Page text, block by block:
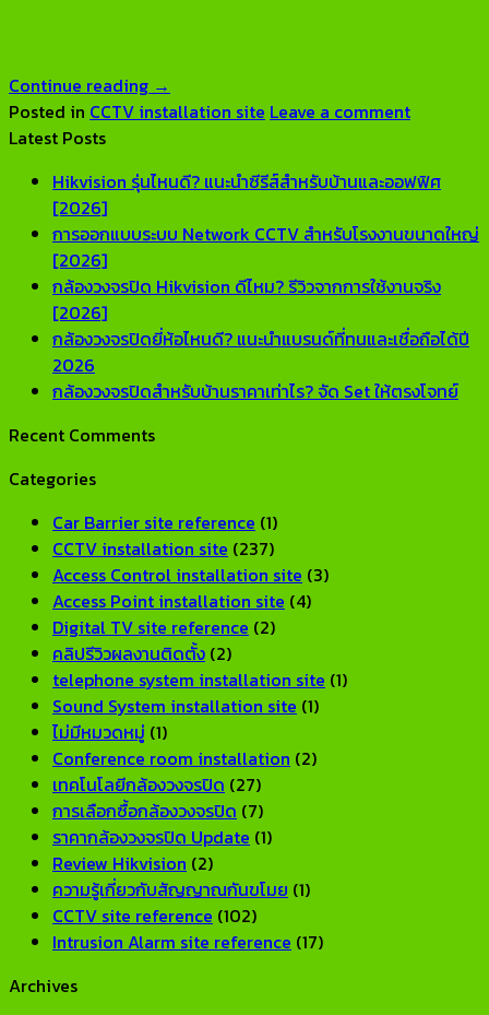
Continue reading →
Posted in CCTV installation site Leave a comment
Latest Posts
Hikvision รุ่นไหนดี? แนะนำซีรีส์สำหรับบ้านและออฟฟิศ
[2026]No
Comments
on
Hikvision
รุ่น
ไหน
แนะนำ
รีส์
และ
ออฟฟิศ
[2026]
การออกแบบระบบ Network CCTV สำหรับโรงงานขนาดใหญ่
[2026]No
Comments
on
การ
ระบบ
CCTV
ขนาด
ใหญ่
[2026]
กล้องวงจรปิด Hikvision ดีไหม? รีวิวจากการใช้งานจริง
[2026]No
Comments
กล้อง
Hikvision
รีวิว
จาก
การ
ใช้
งาน
จริง
[2026]
กล้องวงจรปิดยี่ห้อไหนดี? แนะนำแบรนด์ที่ทนและเชื่อถือได้ปี
2026
Comments
กล้อง
ยี่ห้อ
ไหน
ดี?
แนะนำ
แบรนด์
ที่
ทน
และ
เชื่อ
ถือ
ได้
ปี
2026
กล้องวงจรปิดสำหรับบ้านราคาเท่าไร? จัด Set ให้ตรงโจทย์No
Recent Comments
Categories
Car Barrier site reference (1)
CCTV installation site (237)
Access Control installation site (3)
Access Point installation site (4)
Digital TV site reference (2)
คลิปรีวิวผลงานติดตั้ง (2)
telephone system installation site (1)
Sound System installation site (1)
ไม่มีหมวดหมู่ (1)
Conference room installation (2)
เทคโนโลยีกล้องวงจรปิด (27)
การเลือกซื้อกล้องวงจรปิด (7)
ราคากล้องวงจรปิด Update (1)
Review Hikvision (2)
ความรู้เกี่ยวกับสัญญาณกันขโมย (1)
CCTV site reference (102)
Intrusion Alarm site reference (17)
Archives